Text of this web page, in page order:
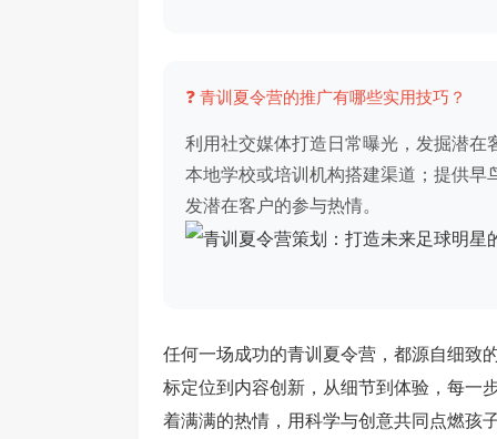
❓ 青训夏令营的推广有哪些实用技巧？
利用社交媒体打造日常曝光，发掘潜在
本地学校或培训机构搭建渠道；提供早
发潜在客户的参与热情。
任何一场成功的青训夏令营，都源自细致
标定位到内容创新，从细节到体验，每一
着满满的热情，用科学与创意共同点燃孩